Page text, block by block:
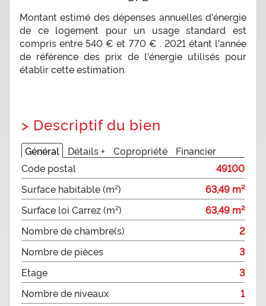
Montant estimé des dépenses annuelles d'énergie
de ce logement pour un usage standard est
compris entre 540 € et 770 € . 2021 étant l'année
de référence des prix de l'énergie utilisés pour
établir cette estimation.
> Descriptif du bien
Général Détails + Copropriété
Financier
Code postal
49100
Surface habitable (m²)
63,49 m²
Surface loi Carrez (m²)
63,49 m²
Nombre de chambre(s)
2
Nombre de pièces
3
Etage
3
Nombre de niveaux
1